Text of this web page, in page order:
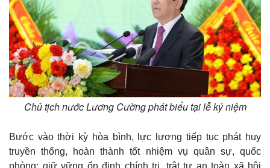
Chủ tịch nước Lương Cường phát biểu tại lễ kỷ niệm
Bước vào thời kỳ hòa bình, lực lượng tiếp tục phát huy
truyền thống, hoàn thành tốt nhiệm vụ quân sự, quốc